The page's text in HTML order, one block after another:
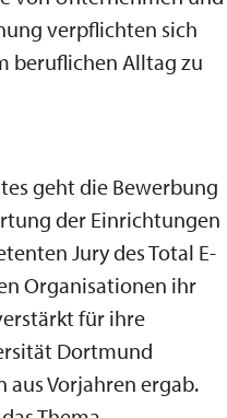
verpflichten sich
beruflichen Alltag zu
geht die Bewerbung
der Einrichtungen
Jury des Total E-
Organisationen ihr
für ihre
Dortmund
Vorjahren ergab.